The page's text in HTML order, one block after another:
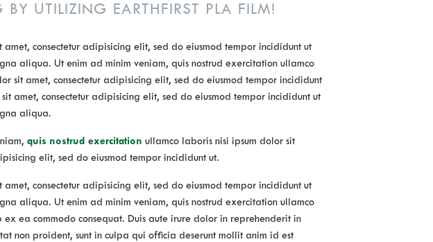
BY UTILIZING EARTHFIRST PLA FILM!
amet, consectetur adipisicing elit, sed do eiusmod tempor incididunt ut
aliqua. Ut enim ad minim veniam, quis nostrud exercitation ullamco
sit amet, consectetur adipisicing elit, sed do eiusmod tempor incididunt
amet, consectetur adipisicing elit, sed do eiusmod tempor incididunt ut
aliqua.
quis nostrud exercitation ullamco laboris nisi ipsum dolor sit
elit, sed do eiusmod tempor incididunt ut.
amet, consectetur adipisicing elit, sed do eiusmod tempor incididunt ut
aliqua. Ut enim ad minim veniam, quis nostrud exercitation ullamco
ex ea commodo consequat. Duis aute irure dolor in reprehenderit in
non proident, sunt in culpa qui officia deserunt mollit anim id est